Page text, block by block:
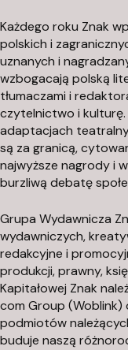
Każdego roku Znak
polskich i
uznanych i
wzbogacają polską
tłumaczami i
czytelnictwo i kulturę.
adaptacjach
są za granicą,
najwyższe nagrody i
burzliwą debatę
Grupa Wydawnicza
wydawniczych,
redakcyjne i
produkcji, prawny,
Kapitałowej Znak
com Group (Woblink)
podmiotów
buduje naszą